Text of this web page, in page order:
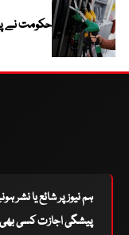
حکومت نے
ہم نیوز پر شائع یا نشر
پیشگی اجازت کسی بھی